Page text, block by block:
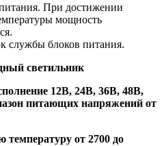
При достижении
мощность
службы блоков питания.
светильник
12В, 24В, 36В, 48В,
питающих напряжений от
температуру от 2700 до